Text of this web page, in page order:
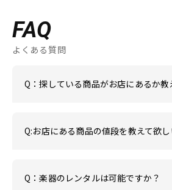
FAQ
よくある質問
Q：探している商品がお店にあるか教
Q:お店にある商品の値段を教えて欲
Q：楽器のレンタルは可能ですか？